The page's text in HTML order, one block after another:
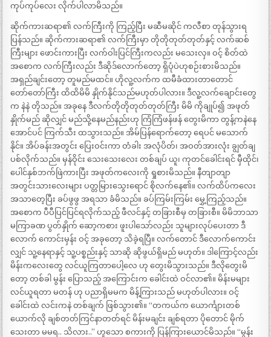
ကုပ်ကုပ်လေး လိုက်ပါလာမိသည်။
ဆိုက်ကားဆရာ၏ လက်ကြီးကို ကြည့်ပြီး မဆီမဆိုင် ကလီစာ တုန်သွားရ
ပြန်သည်။ ဆိုက်ကားဆရာ၏ လက်ကြီးမှာ တိုတိုတုတ်တုတ်နှင့် လက်ဆစ်
ကြီးများ ဖောင်းကားပြီး လက်ဝါးပြင်ကြီးကလည်း မသေးလှ။ ဝင့် စိတ်ထဲ
အစောက လက်ကြီးလည်း ဒီဆိုဒ်လောက်တော့ ရှိပုံပဲဟုစဉ်းစားမိသည်။
အရှည်ချင်းတော့ တူမည်မထင်။ ဟိုလူ့လက်က ထမီခံထားတာတောင်
တော်တော်ကြီး ထိထိမိမိ နှိုက်နိုင်သည်မဟုတ်ပါလား။ ဒီလူ့လက်ချောင်းတွေ
က နဲနဲ တိုသည်။ အခုနေ ဒီလက်တိုတိုတုတ်တုတ်ကြီး မိမိ ကိုချုပ်၍ အဖုတ်
နှိုက်မည် ဆိုလျှင် မည်သို့နေမည်နည်းဟု ကြံကြံဖန်ဖန် တွေးမိကာ တွန့်ကနဲနေ
အောင်ပင် ကြက်သီး ထသွားသည်။ အိမ်ပြန်ရောက်တော့ ရေပင် မသောက်
နိုင်။ အိပ်ခန်းအတွင်း ပြေးဝင်းကာ တံခါး အလုံပိတ်၊ အဝတ်အားလုံး ချွတ်ချ
ပစ်လိုက်သည်။ မှန်ဝိုင်း သေးသေးလေး တစ်ချပ် ယူ၊ ကုတင်ခေါင်းရင် မှီထိုင်၊
ပေါင်နှစ်ဘက်ဖြဲကားပြီး အဖုတ်ကလေးကို ရှုစားမိသည်။ နီတျာတျာ
အတွင်းသားလေးများ ပတ္တမြားသွေးရောင် စိုလက်နေ၏။ လက်ထိပ်ကလေး
အသာတေ့ပြီး ခပ်ဖွဖွ အရသာ ခံမိသည်။ ခပ်ကြမ်းကြမ်း မွှေ့ကြည့်သည်။
အစောက ပီပီပြင်ပြင်ရလိုက်သည့် ဖီလင်နှင့် တခြားစီမှ တခြားစီ။ မိမိဘာသာ
မကြာခဏ ပွတ်နှိုက် ဆော့ကစား ဖူးပါသော်လည်း သူများလုပ်ပေးတာ ဒီ
လောက် ကောင်းမှန်း ဝင့် အခုတော့ သိခဲ့ရပြီ။ လက်တောင် ဒီလောက်ကောင်း
လျှင် သူ့နေရာနှင့် သူ့ပစ္စည်းနှင့် သာဆို ဆိုဖွယ်ရှိမည် မဟုတ်။ ဒါကြောင့်လည်း
မိန်းကလေးတွေ လင်ယူကြတာပေါ့လေ ဟု တွေးမိသွားသည်။ ဒီလိုတွေးမိ
တော့ တစ်ခါ မွန်း ပြောသည့် အကြောင်းက ခေါင်းထဲ ဝင်လာ၏။ မိန်းမများ
လင်ယူရတာ မတန် ဟု ပညာရှိမမက မိန့်ကြားသည် မဟုတ်ပါလား။ ဝင့်
ခေါင်းထဲ လင်းကနဲ တစ်ချက် ဖြစ်သွား၏။ “တကယ်က ယောင်္ကျားတစ်
ယောက်လို ချစ်တတ်ကြင်နာတတ်ရင် မိန်းမချင်း ချစ်ရတာ ပိုတောင် မိုက်
သေးတာ မမရ.. သိလား..” ဟူသော စကားကို ပြန်ကြားယောင်မိသည်။ “မွန်း